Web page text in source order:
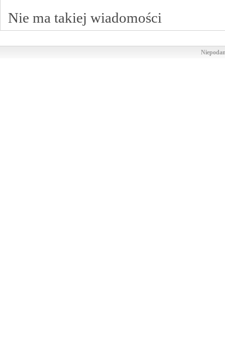
Nie ma takiej wiadomości